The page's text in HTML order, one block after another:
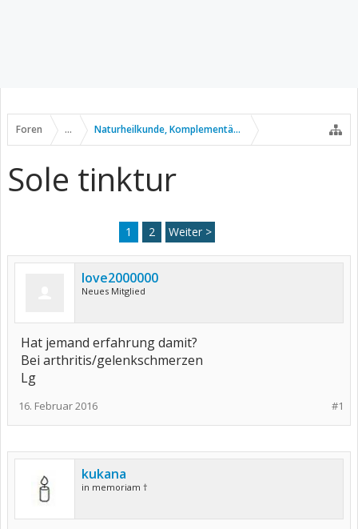
Foren ... Naturheilkunde, Komplementär- u. Alternativmedizin
Sole tinktur
1 2 Weiter >
love2000000
Neues Mitglied
Hat jemand erfahrung damit?
Bei arthritis/gelenkschmerzen
Lg
#1
16. Februar 2016
kukana
in memoriam †